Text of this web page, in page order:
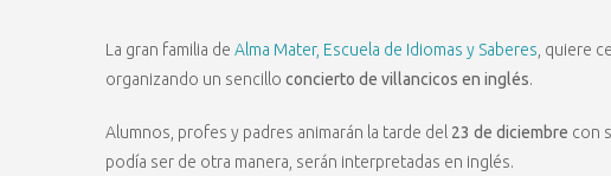
La gran familia de Alma Mater, Escuela de Idiomas y Saberes , quiere
organizando un sencillo concierto de villancicos en inglés.
Alumnos, profes y padres animarán la tarde del 23 de diciembre con
podía ser de otra manera, serán interpretadas en inglés.